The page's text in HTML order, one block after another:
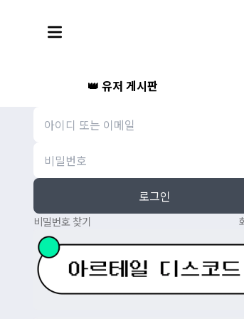
👑 유저 게시판
로그인
비밀번호 찾기